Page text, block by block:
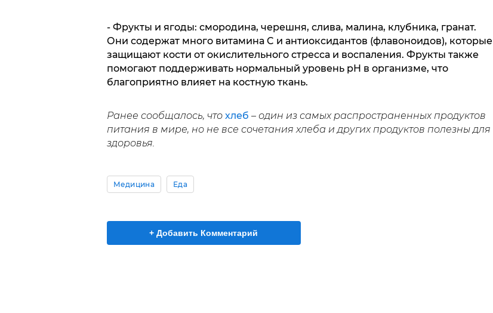
- Фрукты и ягоды: смородина, черешня, слива, малина, клубника, гранат.
Они содержат много витамина C и антиоксидантов (флавоноидов), которые
защищают кости от окислительного стресса и воспаления. Фрукты также
помогают поддерживать нормальный уровень pH в организме, что
благоприятно влияет на костную ткань.
Ранее сообщалось, что хлеб – один из самых распространенных продуктов
питания в мире, но не все сочетания хлеба и других продуктов полезны для
здоровья.
Медицина Еда
+ Добавить Комментарий